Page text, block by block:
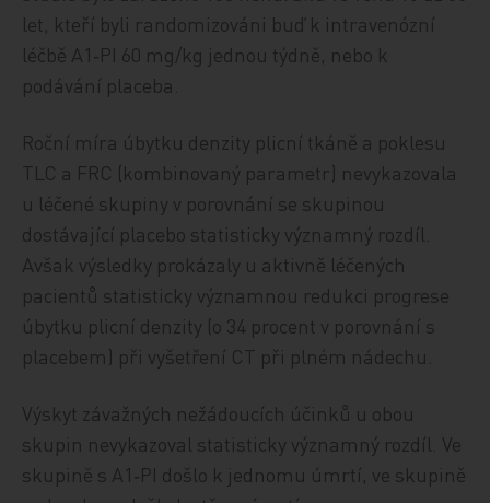
let, kteří byli randomizováni buď k intravenózní
léčbě A1‑PI 60 mg/kg jednou týdně, nebo k
podávání placeba.
Roční míra úbytku denzity plicní tkáně a poklesu
TLC a FRC (kombinovaný parametr) nevykazovala
u léčené skupiny v porovnání se skupinou
dostávající placebo statisticky významný rozdíl.
Avšak výsledky prokázaly u aktivně léčených
pacientů statisticky významnou redukci progrese
úbytku plicní denzity (o 34 procent v porovnání s
placebem) při vyšetření CT při plném nádechu.
Výskyt závažných nežádoucích účinků u obou
skupin nevykazoval statisticky významný rozdíl. Ve
skupině s A1‑PI došlo k jednomu úmrtí, ve skupině